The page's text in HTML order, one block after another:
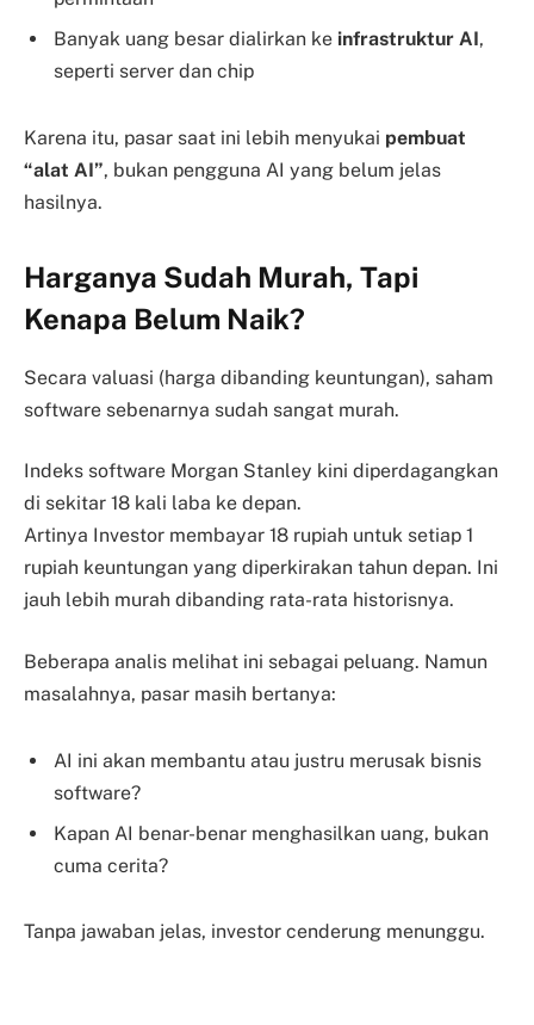
Banyak uang besar dialirkan ke infrastruktur AI,
seperti server dan chip
Karena itu, pasar saat ini lebih menyukai pembuat
“alat AI”, bukan pengguna AI yang belum jelas
hasilnya.
Harganya Sudah Murah, Tapi
Kenapa Belum Naik?
Secara valuasi (harga dibanding keuntungan), saham
software sebenarnya sudah sangat murah.
Indeks software Morgan Stanley kini diperdagangkan
di sekitar 18 kali laba ke depan.
Artinya Investor membayar 18 rupiah untuk setiap 1
rupiah keuntungan yang diperkirakan tahun depan. Ini
jauh lebih murah dibanding rata-rata historisnya.
Beberapa analis melihat ini sebagai peluang. Namun
masalahnya, pasar masih bertanya:
AI ini akan membantu atau justru merusak bisnis
software?
Kapan AI benar-benar menghasilkan uang, bukan
cuma cerita?
Tanpa jawaban jelas, investor cenderung menunggu.